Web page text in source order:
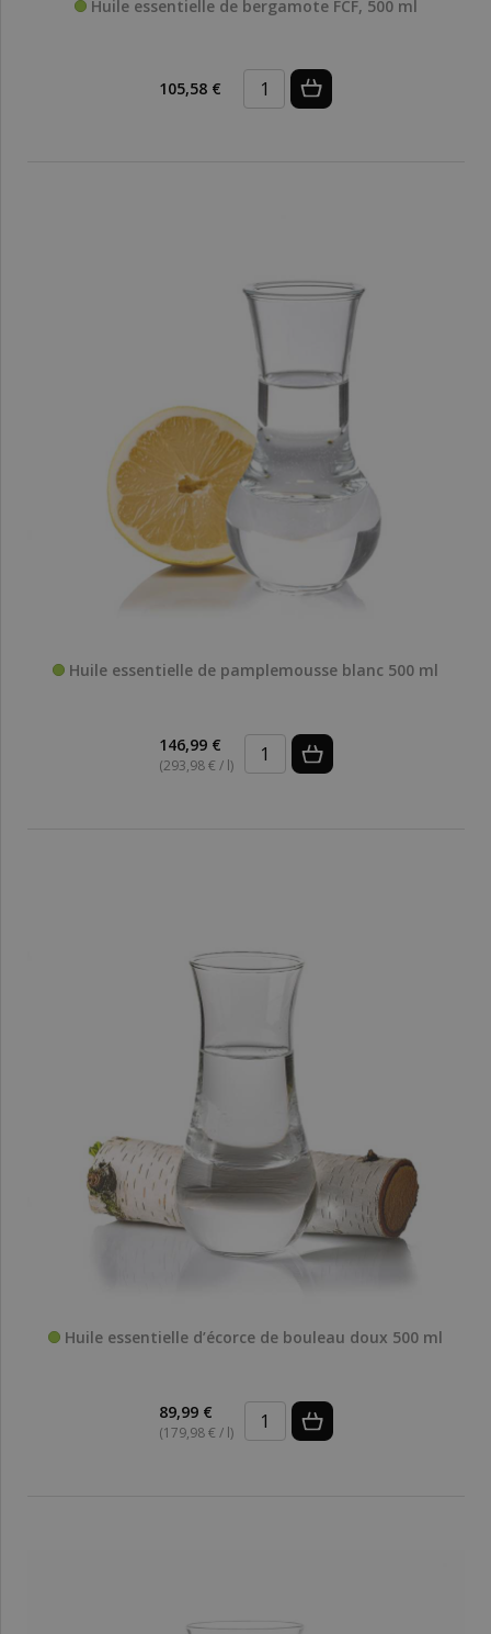
Huile essentielle de bergamote FCF, 500 ml
105,58 €
Huile essentielle de pamplemousse blanc 500 ml
146,99 €
(293,98 € / l)
Huile essentielle d’écorce de bouleau doux 500 ml
89,99 €
(179,98 € / l)